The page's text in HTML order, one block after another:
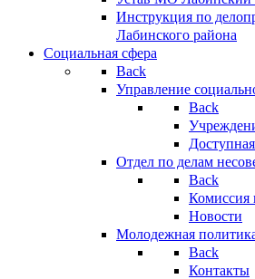
Инструкция по
Лабинского района
Социальная сфера
Back
Управление
Back
Отдел по делам
Back
Комиссия
Новости
Молодежная
Back
Контакты